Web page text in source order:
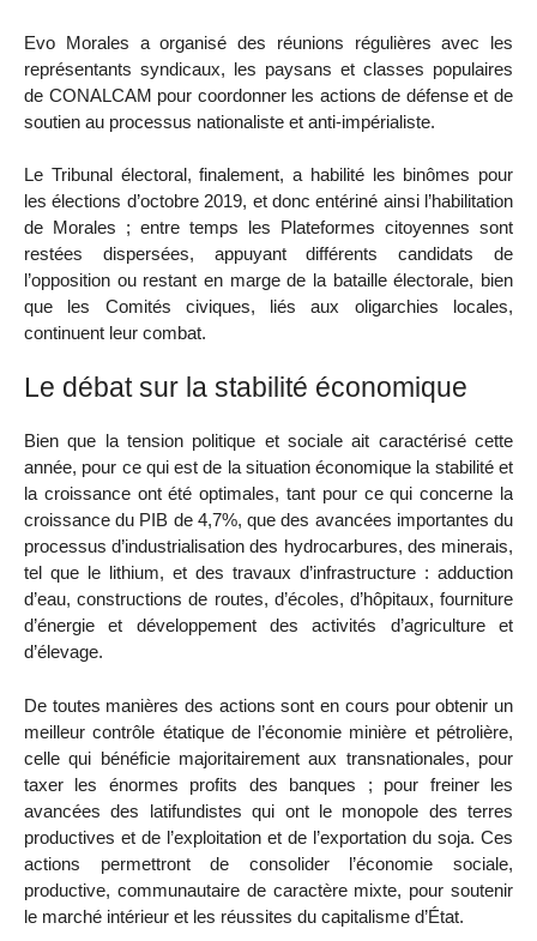
Evo Morales a organisé des réunions régulières avec les
représentants syndicaux, les paysans et classes populaires
de CONALCAM pour coordonner les actions de défense et de
soutien au processus nationaliste et anti-impérialiste.
Le Tribunal électoral, finalement, a habilité les binômes pour
les élections d’octobre 2019, et donc entériné ainsi l’habilitation
de Morales ; entre temps les Plateformes citoyennes sont
restées dispersées, appuyant différents candidats de
l’opposition ou restant en marge de la bataille électorale, bien
que les Comités civiques, liés aux oligarchies locales,
continuent leur combat.
Le débat sur la stabilité économique
Bien que la tension politique et sociale ait caractérisé cette
année, pour ce qui est de la situation économique la stabilité et
la croissance ont été optimales, tant pour ce qui concerne la
croissance du PIB de 4,7%, que des avancées importantes du
processus d’industrialisation des hydrocarbures, des minerais,
tel que le lithium, et des travaux d’infrastructure : adduction
d’eau, constructions de routes, d’écoles, d’hôpitaux, fourniture
d’énergie et développement des activités d’agriculture et
d’élevage.
De toutes manières des actions sont en cours pour obtenir un
meilleur contrôle étatique de l’économie minière et pétrolière,
celle qui bénéficie majoritairement aux transnationales, pour
taxer les énormes profits des banques ; pour freiner les
avancées des latifundistes qui ont le monopole des terres
productives et de l’exploitation et de l’exportation du soja. Ces
actions permettront de consolider l’économie sociale,
productive, communautaire de caractère mixte, pour soutenir
le marché intérieur et les réussites du capitalisme d’État.